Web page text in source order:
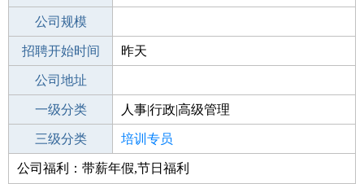
工作地点
公司规模
公司电话
招聘开始时间 昨天
招聘结束时间
公司地址
一级分类 人事|行政|高级管理
二级分类 人事/行政
三级分类 培训专员
其他行业 不限
公司福利：带薪年假,节日福利